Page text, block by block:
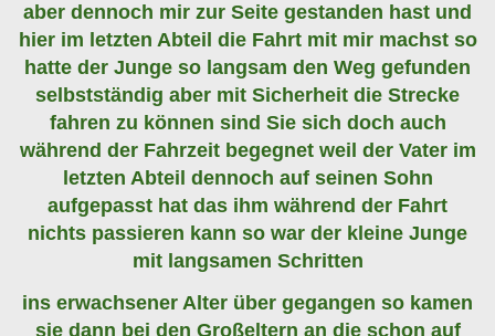
aber dennoch mir zur Seite gestanden hast und
hier im letzten Abteil die Fahrt mit mir machst so
hatte der Junge so langsam den Weg gefunden
selbstständig aber mit Sicherheit die Strecke
fahren zu können sind Sie sich doch auch
während der Fahrzeit begegnet weil der Vater im
letzten Abteil dennoch auf seinen Sohn
aufgepasst hat das ihm während der Fahrt
nichts passieren kann so war der kleine Junge
mit langsamen Schritten
ins erwachsener Alter über gegangen so kamen
sie dann bei den Großeltern an die schon auf